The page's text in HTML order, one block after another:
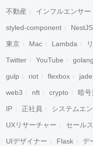
不動産 インフルエンサー
styled-component NestJS
東京 Mac Lambda
Twitter YouTube golang
gulp riot flexbox jade
web3 nft crypto 暗
IP 正社員 システムエ
UXリサーチャー セール
UIデザイナー Flask デ